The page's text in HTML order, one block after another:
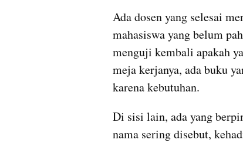
Ada dosen yang selesai
mahasiswa yang belum
menguji kembali apakah
meja kerjanya, ada buku
Di sisi lain, ada yang
nama sering disebut,